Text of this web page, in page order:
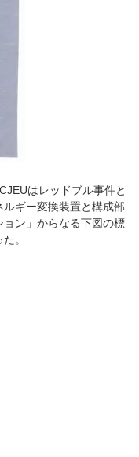
はレッドブル事件と
ギー変換装置と構成部
ン」からなる下図の標
。